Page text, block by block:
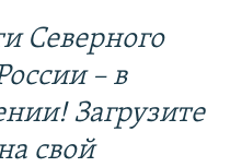
Северного
– в
Загрузите
свой